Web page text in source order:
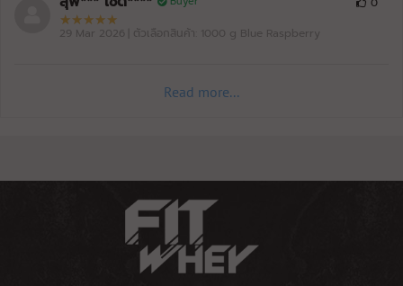
29 Mar 2026 | ตัวเลือกสินค้า: 1000 g Blue Raspberry
Read more...